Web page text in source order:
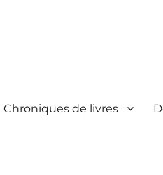
Chroniques de livres